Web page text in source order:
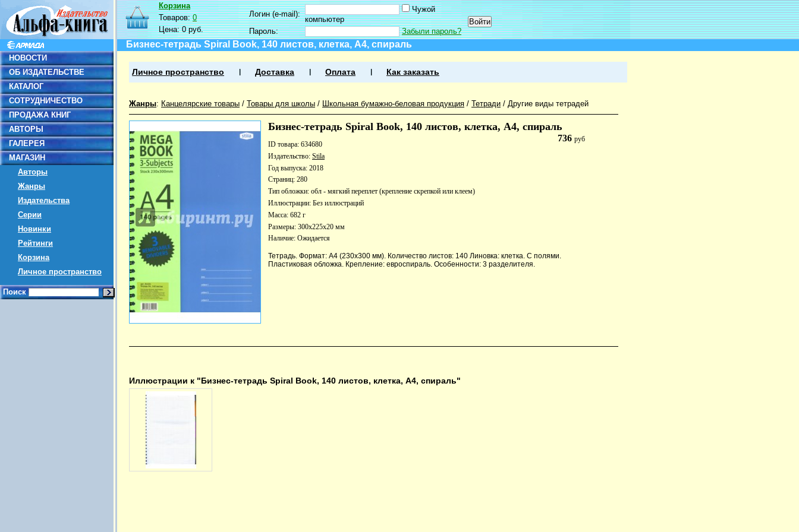
НОВОСТИ
ОБ ИЗДАТЕЛЬСТВЕ
КАТАЛОГ
СОТРУДНИЧЕСТВО
ПРОДАЖА КНИГ
АВТОРЫ
ГАЛЕРЕЯ
МАГАЗИН
Авторы
Жанры
Издательства
Серии
Новинки
Рейтинги
Корзина
Личное пространство
Поиск
Корзина
Товаров:0
Цена:0 руб.
Логин (e-mail):
Чужой
компьютер
Пароль:
Забыли пароль?
Бизнес-тетрадь Spiral Book, 140 листов, клетка, А4, спираль
Личное пространство Доставка Оплата Как заказать
Жанры: Канцелярские товары / Товары для школы / Школьная бумажно-беловая продукция / Тетради / Другие виды тетрадей
Бизнес-тетрадь Spiral Book, 140 листов, клетка, А4, спираль
736руб
ID товара: 634680
Издательство: Stila
Год выпуска: 2018
Страниц: 280
Тип обложки: обл - мягкий переплет (крепление скрепкой или клеем)
Иллюстрации: Без иллюстраций
Масса: 682 г
Размеры: 300x225x20 мм
Наличие: Ожидается
Тетрадь. Формат: А4 (230х300 мм). Количество листов: 140 Линовка: клетка. С полями.
Пластиковая обложка. Крепление: евроспираль. Особенности: 3 разделителя.
Иллюстрации к "Бизнес-тетрадь Spiral Book, 140 листов, клетка, А4, спираль"